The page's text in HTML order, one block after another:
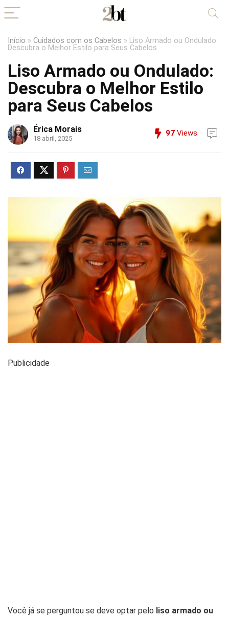
Início » Cuidados com os Cabelos » Liso Armado ou Ondulado:
Descubra o Melhor Estilo para Seus Cabelos
Liso Armado ou Ondulado:
Descubra o Melhor Estilo
para Seus Cabelos
Érica Morais
18 abril, 2025
97 Views
Publicidade
Você já se perguntou se deve optar pelo liso armado ou